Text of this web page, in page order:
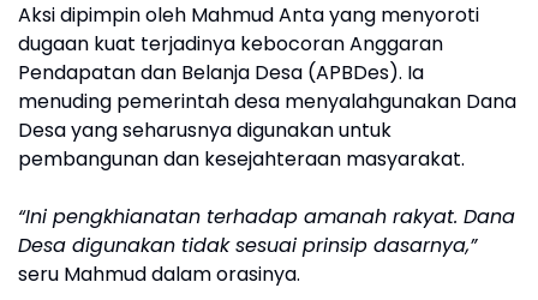
Aksi dipimpin oleh Mahmud Anta yang menyoroti
dugaan kuat terjadinya kebocoran Anggaran
Pendapatan dan Belanja Desa (APBDes). Ia
menuding pemerintah desa menyalahgunakan Dana
Desa yang seharusnya digunakan untuk
pembangunan dan kesejahteraan masyarakat.
“Ini pengkhianatan terhadap amanah rakyat. Dana
Desa digunakan tidak sesuai prinsip dasarnya,”
seru Mahmud dalam orasinya.